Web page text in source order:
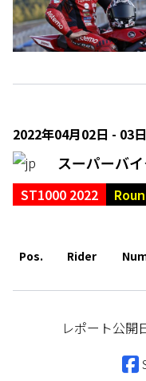
2022年04月02日 - 03日
スーパーバ
ST1000 2022
Pos. Rider
レポート公開